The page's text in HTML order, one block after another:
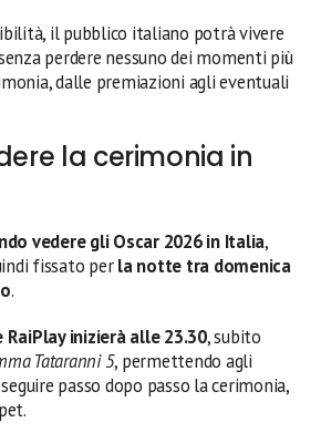
il pubblico italiano potrà vivere
perdere nessuno dei momenti più
dalle premiazioni agli eventuali
la cerimonia in
vedere gli Oscar 2026 in Italia,
fissato perla notte tra domenica
.
inizierà alle 23.30, subito
Tataranni 5, permettendo agli
passo dopo passo la cerimonia,